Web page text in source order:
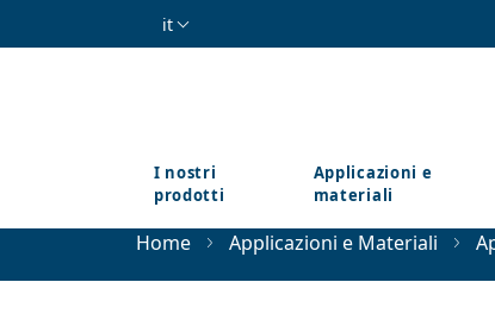
Salta al contenuto principale
it
I nostri
prodotti
Applicazioni e
materiali
Home Applicazioni e Materiali